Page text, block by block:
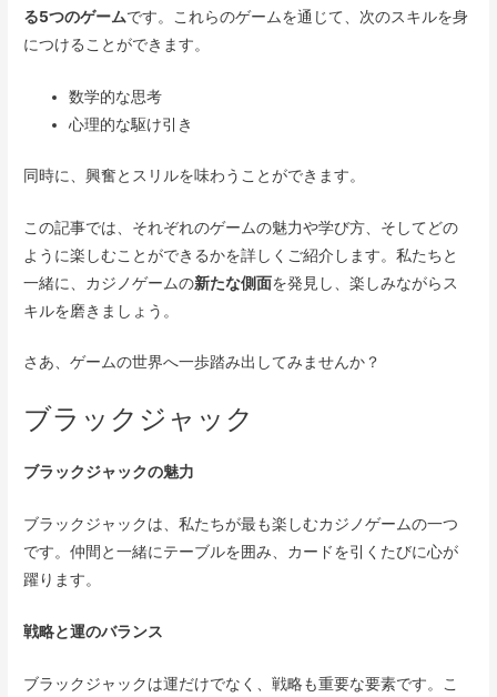
る5つのゲームです。これらのゲームを通じて、次のスキルを身
につけることができます。
数学的な思考
心理的な駆け引き
同時に、興奮とスリルを味わうことができます。
この記事では、それぞれのゲームの魅力や学び方、そしてどの
ように楽しむことができるかを詳しくご紹介します。私たちと
一緒に、カジノゲームの新たな側面を発見し、楽しみながらス
キルを磨きましょう。
さあ、ゲームの世界へ一歩踏み出してみませんか？
ブラックジャック
ブラックジャックの魅力
ブラックジャックは、私たちが最も楽しむカジノゲームの一つ
です。仲間と一緒にテーブルを囲み、カードを引くたびに心が
躍ります。
戦略と運のバランス
ブラックジャックは運だけでなく、戦略も重要な要素です。こ